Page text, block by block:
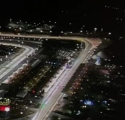
COLOMBIA